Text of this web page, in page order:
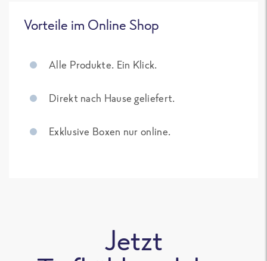
Vorteile im Online Shop
Alle Produkte. Ein Klick.
Direkt nach Hause geliefert.
Exklusive Boxen nur online.
Jetzt